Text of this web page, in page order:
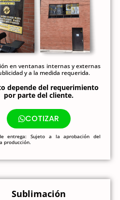
en ventanas internas y externas
y a la medida requerida.
depende del requerimiento
por parte del cliente.
COTIZAR
entrega: Sujeto a la aprobación del
producción.
Sublimación